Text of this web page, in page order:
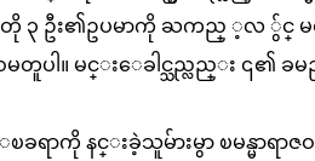
တို ၃ ဦး၏ဥပမာကို ႀကည္ ့လ ်ွင္
ပါ။ မင္းေခါင္သည္လည္း ၎၏ ခ
ာကို နင္းခဲ့သူမ်ားမွာ ၿမန္မာရာဇဝ